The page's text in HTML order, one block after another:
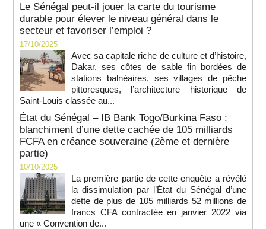
Le Sénégal peut-il jouer la carte du tourisme
durable pour élever le niveau général dans le
secteur et favoriser l’emploi ?
17/10/2025
Avec sa capitale riche de culture et d’histoire,
Dakar, ses côtes de sable fin bordées de
stations balnéaires, ses villages de pêche
pittoresques, l’architecture historique de
Saint-Louis classée au...
État du Sénégal – IB Bank Togo/Burkina Faso :
blanchiment d’une dette cachée de 105 milliards
FCFA en créance souveraine (2ème et dernière
partie)
10/10/2025
La première partie de cette enquête a révélé
la dissimulation par l’État du Sénégal d’une
dette de plus de 105 milliards 52 millions de
francs CFA contractée en janvier 2022 via
une « Convention de...